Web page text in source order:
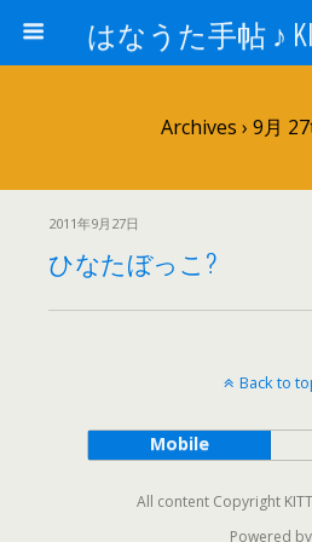
Archives › 9月
2011年9月27日
ひなたぼっこ?
Back to
Mobile
All content Copyright
Powered by